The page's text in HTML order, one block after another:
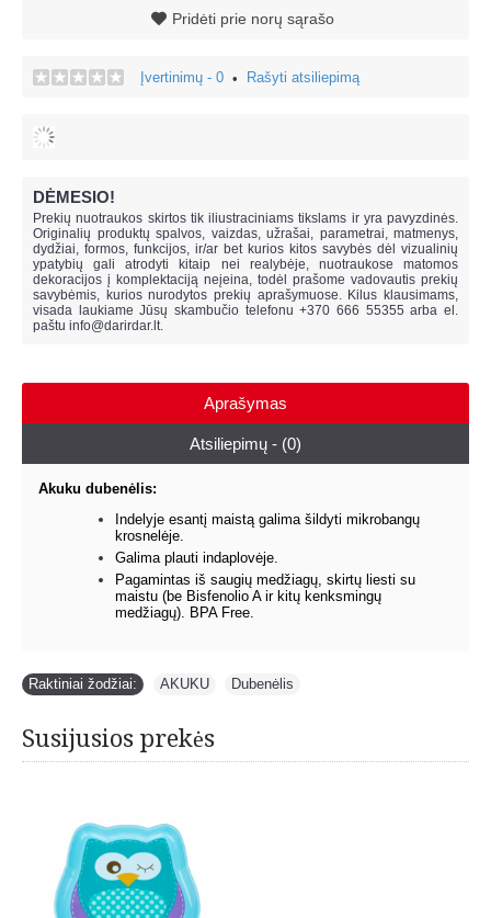
Pridėti prie norų sąrašo
Įvertinimų - 0 • Rašyti atsiliepimą
DĖMESIO!
Prekių nuotraukos skirtos tik iliustraciniams tikslams ir yra pavyzdinės.
Originalių produktų spalvos, vaizdas, užrašai, parametrai, matmenys,
dydžiai, formos, funkcijos, ir/ar bet kurios kitos savybės dėl vizualinių
ypatybių gali atrodyti kitaip nei realybėje, nuotraukose matomos
dekoracijos į komplektaciją neįeina, todėl prašome vadovautis prekių
savybėmis, kurios nurodytos prekių aprašymuose. Kilus klausimams,
visada laukiame Jūsų skambučio telefonu +370 666 55355 arba el.
paštu info@darirdar.lt.
Aprašymas
Atsiliepimų - (0)
Akuku dubenėlis:
Indelyje esantį maistą galima šildyti mikrobangų
krosnelėje.
Galima plauti indaplovėje.
Pagamintas iš saugių medžiagų, skirtų liesti su
maistu (be Bisfenolio A ir kitų kenksmingų
medžiagų). BPA Free.
Raktiniai žodžiai: AKUKU Dubenėlis
Susijusios prekės